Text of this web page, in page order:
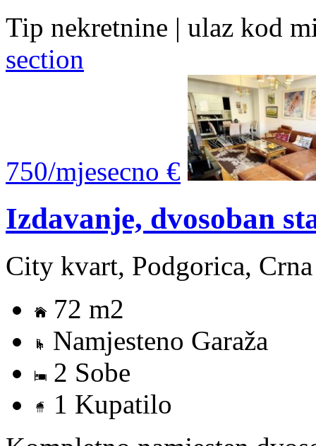
Tip nekretnine | ulaz kod
section
750/mjesecno €
Izdavanje, dvosoban
City kvart, Podgorica,
72 m2
Namjesteno Garaža
2 Sobe
1 Kupatilo